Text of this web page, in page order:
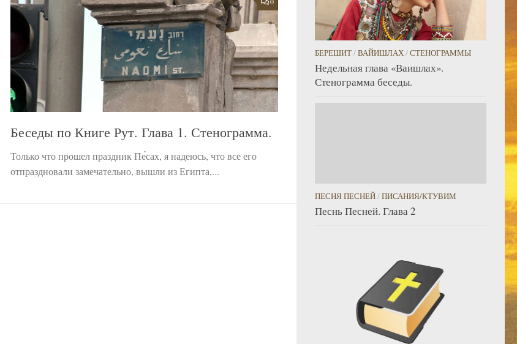
Беседы по Книге Рут. Глава 1. Стенограмма.
Только что прошел праздник Пе́сах, я надеюсь, что все его
отпраздновали замечательно, вышли из Египта,...
БЕРЕШИТ/ВАЙИШЛАХ/СТЕНОГРАММЫ
Недельная глава «Ваишлах».
Стенограмма беседы.
ПЕСНЯ ПЕСНЕЙ/ПИСАНИЯ/КТУВИМ
Песнь Песней. Глава 2